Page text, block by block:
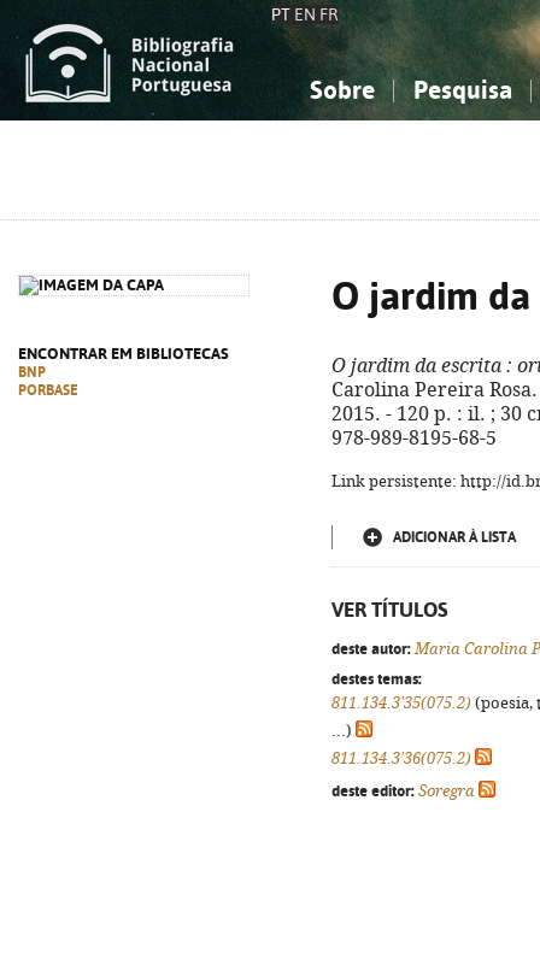
PT EN FR
Sobre Pesquisa
ENCONTRAR EM BIBLIOTECAS
BNP
PORBASE
O jardim
O jardim da escrita :
Carolina Pereira
2015. - 120 p. : il. ; 30
978-989-8195-68-5
Link persistente: http://
ADICIONAR À LISTA
VER TÍTULOS
deste autor: Maria Carolina
destes temas:
811.134.3'35(075.2) (poesia,
...)
811.134.3'36(075.2)
deste editor: Soregra